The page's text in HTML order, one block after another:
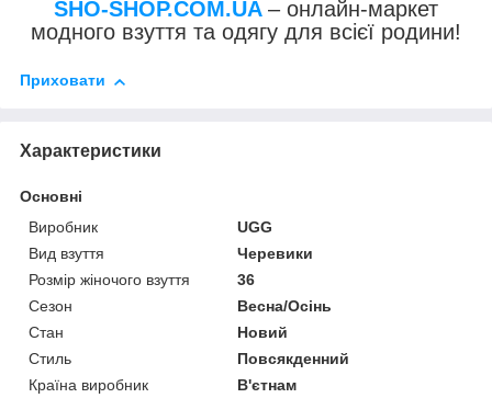
SHO-SHOP.COM.UA – онлайн-маркет
модного взуття та одягу для всієї родини!
Приховати
Характеристики
Основні
Виробник
UGG
Вид взуття
Черевики
Розмір жіночого взуття
36
Сезон
Весна/Осінь
Стан
Новий
Стиль
Повсякденний
Країна виробник
В'єтнам